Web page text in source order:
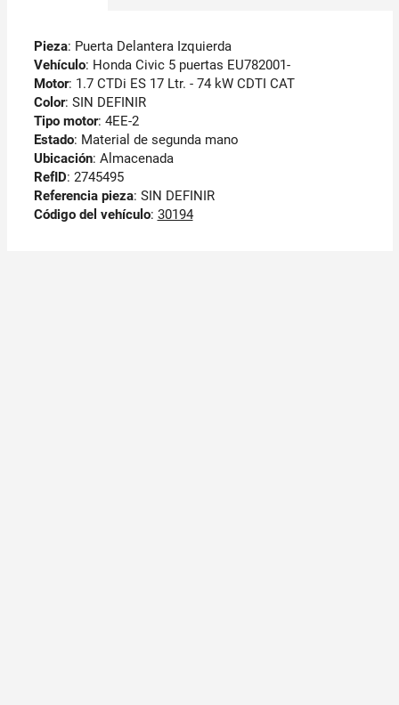
Pieza: Puerta Delantera Izquierda
Vehículo: Honda Civic 5 puertas EU782001-
Motor: 1.7 CTDi ES 17 Ltr. - 74 kW CDTI CAT
Color: SIN DEFINIR
Tipo motor: 4EE-2
Estado: Material de segunda mano
Ubicación: Almacenada
RefID: 2745495
Referencia pieza: SIN DEFINIR
Código del vehículo: 30194